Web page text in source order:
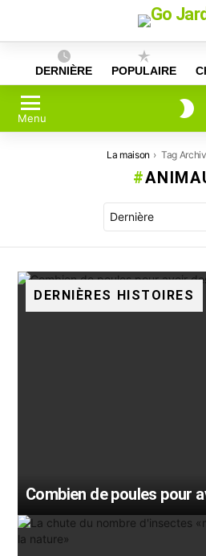
content
DERNIÈRE POPULAIRE
Menu
La maison Tag
DERNIÈRES HISTOIRES
Combien de poules pour